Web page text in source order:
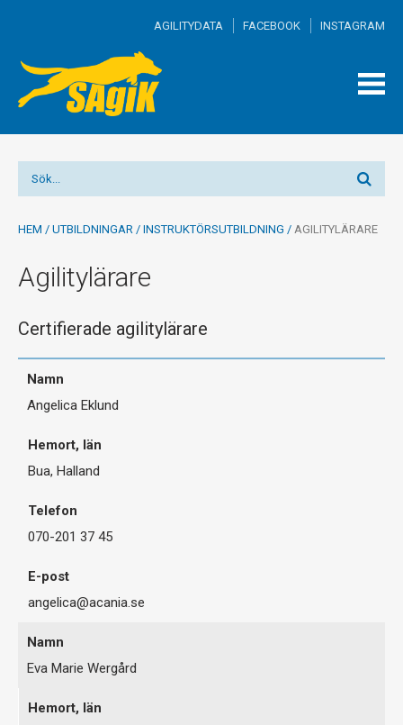
AGILITYDATA FACEBOOK INSTAGRAM
HEM / UTBILDNINGAR / INSTRUKTÖRSUTBILDNING / AGILITYLÄRARE
Agilitylärare
Certifierade agilitylärare
Angelica Eklund
Bua, Halland
070-201 37 45
angelica@acania.se
Eva Marie Wergård